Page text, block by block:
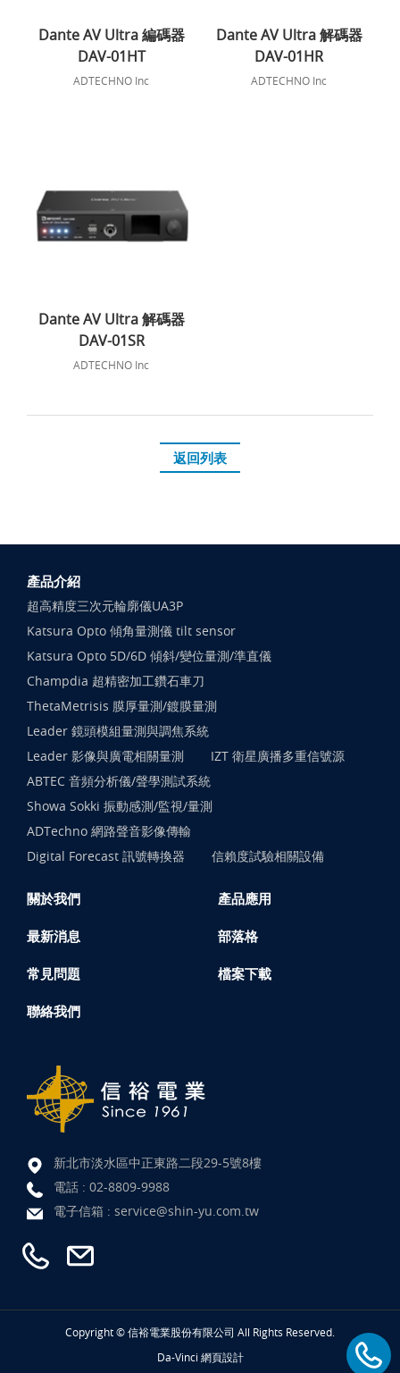
Dante AV Ultra 編碼器
DAV-01HT
ADTECHNO Inc
Dante AV Ultra 解碼器
DAV-01HR
ADTECHNO Inc
Dante AV Ultra 解碼器
DAV-01SR
ADTECHNO Inc
返回列表
產品介紹
超高精度三次元輪廓儀UA3P
Katsura Opto 傾角量測儀 tilt sensor
Katsura Opto 5D/6D 傾斜/變位量測/準直儀
Champdia 超精密加工鑽石車刀
ThetaMetrisis 膜厚量測/鍍膜量測
Leader 鏡頭模組量測與調焦系統
Leader 影像與廣電相關量測
IZT 衛星廣播多重信號源
ABTEC 音頻分析儀/聲學測試系統
Showa Sokki 振動感測/監視/量測
ADTechno 網路聲音影像傳輸
Digital Forecast 訊號轉換器
信賴度試驗相關設備
關於我們 產品應用
最新消息 部落格
常見問題 檔案下載
聯絡我們
新北市淡水區中正東路二段29-5號8樓
電話 : 02-8809-9988
電子信箱 : service@shin-yu.com.tw
Copyright © 信裕電業股份有限公司 All Rights Reserved.
Da-Vinci 網頁設計